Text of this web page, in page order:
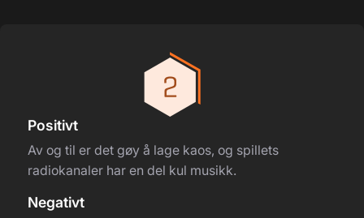
Positivt
Av og til er det gøy å lage kaos, og spillets
radiokanaler har en del kul musikk.
Negativt